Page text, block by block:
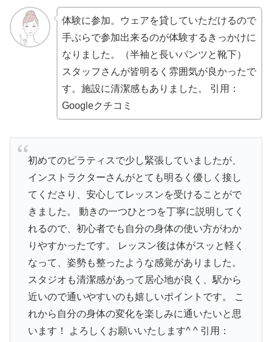
体験に参加。ウェアを貸していただけるので
手ぶらで参加出来るのが体験するきっかけに
なりました。（半袖と長いパンツと靴下）
スタッフさんが皆明るく雰囲気が良かったで
す。施設に清潔感もありました。 引用：
Googleクチコミ
初めてのピラティスで少し緊張していましたが、
インストラクターさんがとても明るく優しく接し
てくださり、安心してレッスンを受けることがで
きました。 動きの一つひとつを丁寧に説明してく
れるので、初心者でも自分の身体の使い方がわか
りやすかったです。 レッスン後は体がスッと軽く
なって、姿勢も整ったような感覚がありました。
スタジオも清潔感があって居心地が良く、駅から
近いので通いやすいのも嬉しいポイントです。 こ
れから自分の身体の変化を楽しみに通いたいと思
います！ よろしくお願いいたします^ ^ 引用：